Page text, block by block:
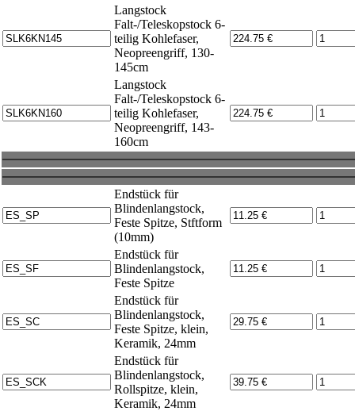
Langstock
Falt-/Teleskopstock 6-
teilig Kohlefaser,
Neopreengriff, 130-
145cm
Langstock
Falt-/Teleskopstock 6-
teilig Kohlefaser,
Neopreengriff, 143-
160cm
Endstück für
Blindenlangstock,
Feste Spitze, Stftform
(10mm)
Endstück für
Blindenlangstock,
Feste Spitze
Endstück für
Blindenlangstock,
Feste Spitze, klein,
Keramik, 24mm
Endstück für
Blindenlangstock,
Rollspitze, klein,
Keramik, 24mm